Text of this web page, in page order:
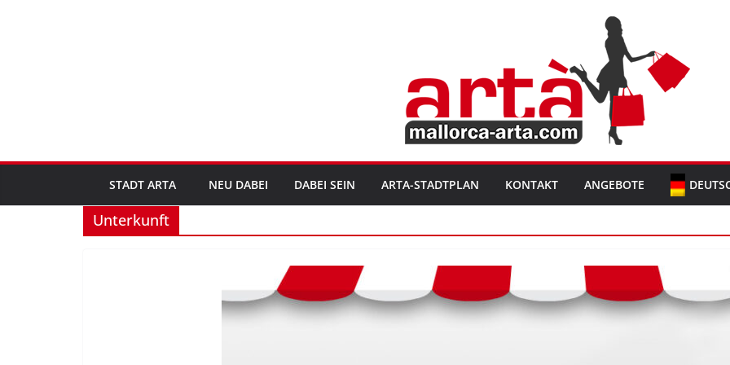
STADT ARTA NEU DABEI DABEI SEIN ARTA-STADTPLAN KONTAKT ANGEBOTE
Unterkunft